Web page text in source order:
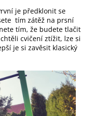
je předklonit se
tím zátěž na prsní
tím, že budete tlačit
cvičení ztížit, lze si
je si zavěsit klasický